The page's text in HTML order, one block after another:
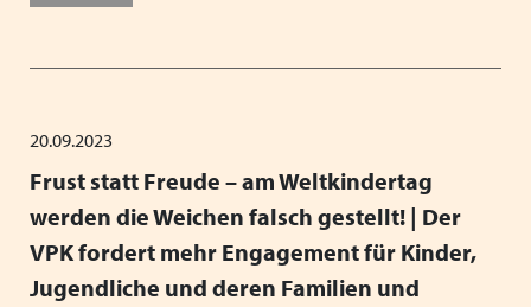
20.09.2023
Frust statt Freude – am Weltkindertag
werden die Weichen falsch gestellt! | Der
VPK fordert mehr Engagement für Kinder,
Jugendliche und deren Familien und